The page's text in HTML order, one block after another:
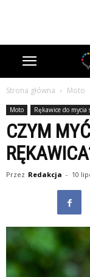
Strona główna Moto
Moto Rękawice do mycia
CZYM
Przez Redakcja - 10